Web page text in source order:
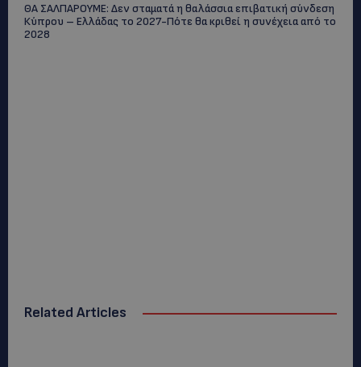
ΘΑ ΣΑΛΠΑΡΟΥΜΕ: Δεν σταματά η θαλάσσια επιβατική σύνδεση
Κύπρου – Ελλάδας το 2027-Πότε θα κριθεί η συνέχεια από το
2028
Related Articles